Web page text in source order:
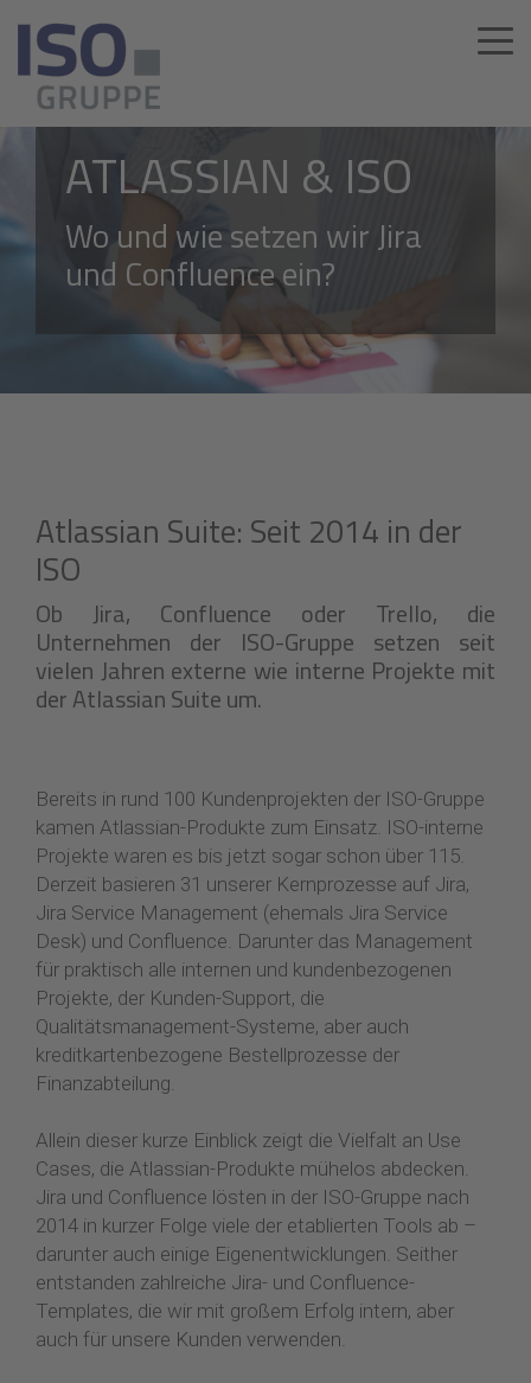
ATLASSIAN & ISO
Wo und wie setzen wir Jira
und Confluence ein?
Atlassian Suite: Seit 2014 in der
ISO
Ob Jira, Confluence oder Trello, die
Unternehmen der ISO-Gruppe setzen seit
vielen Jahren externe wie interne Projekte mit
der Atlassian Suite um.
Bereits in rund 100 Kundenprojekten der ISO-Gruppe
kamen Atlassian-Produkte zum Einsatz. ISO-interne
Projekte waren es bis jetzt sogar schon über 115.
Derzeit basieren 31 unserer Kernprozesse auf Jira,
Jira Service Management (ehemals Jira Service
Desk) und Confluence. Darunter das Management
für praktisch alle internen und kundenbezogenen
Projekte, der Kunden-Support, die
Qualitätsmanagement-Systeme, aber auch
kreditkartenbezogene Bestellprozesse der
Finanzabteilung.
Allein dieser kurze Einblick zeigt die Vielfalt an Use
Cases, die Atlassian-Produkte mühelos abdecken.
Jira und Confluence lösten in der ISO-Gruppe nach
2014 in kurzer Folge viele der etablierten Tools ab –
darunter auch einige Eigenentwicklungen. Seither
entstanden zahlreiche Jira- und Confluence-
Templates, die wir mit großem Erfolg intern, aber
auch für unsere Kunden verwenden.